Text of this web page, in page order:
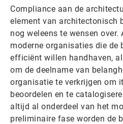
Compliance aan de
element van architectonisch
nog weleens te wensen
moderne organisaties die de
efficiënt willen handhaven,
om de deelname van
organisatie te verkrijgen om
beoordelen en te
altijd al onderdeel van het
preliminaire fase worden de